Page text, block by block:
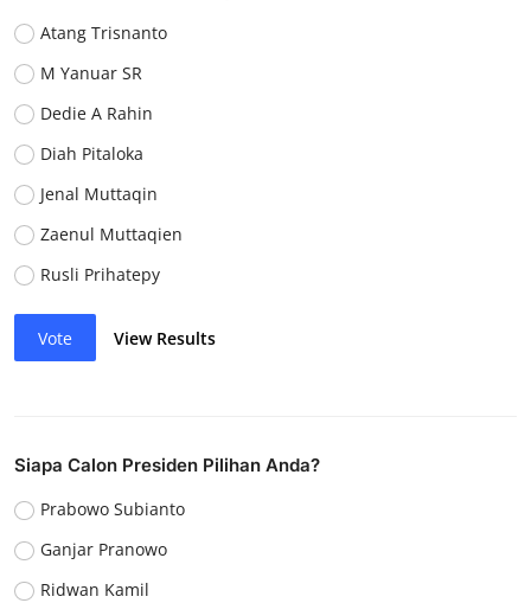
Atang Trisnanto
M Yanuar SR
Dedie A Rahin
Diah Pitaloka
Jenal Muttaqin
Zaenul Muttaqien
Rusli Prihatepy
Vote View Results
Siapa Calon Presiden Pilihan Anda?
Prabowo Subianto
Ganjar Pranowo
Ridwan Kamil